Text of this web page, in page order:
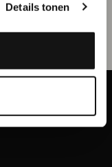
Details tonen